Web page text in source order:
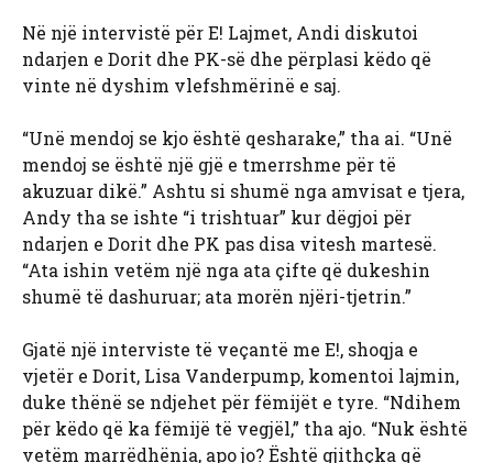
Në një intervistë për E! Lajmet, Andi diskutoi
ndarjen e Dorit dhe PK-së dhe përplasi këdo që
vinte në dyshim vlefshmërinë e saj.
“Unë mendoj se kjo është qesharake,” tha ai. “Unë
mendoj se është një gjë e tmerrshme për të
akuzuar dikë.” Ashtu si shumë nga amvisat e tjera,
Andy tha se ishte “i trishtuar” kur dëgjoi për
ndarjen e Dorit dhe PK pas disa vitesh martesë.
“Ata ishin vetëm një nga ata çifte që dukeshin
shumë të dashuruar; ata morën njëri-tjetrin.”
Gjatë një interviste të veçantë me E!, shoqja e
vjetër e Dorit, Lisa Vanderpump, komentoi lajmin,
duke thënë se ndjehet për fëmijët e tyre. “Ndihem
për këdo që ka fëmijë të vegjël,” tha ajo. “Nuk është
vetëm marrëdhënia, apo jo? Është gjithçka që